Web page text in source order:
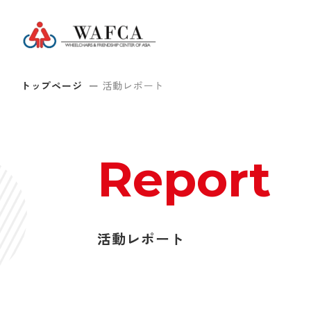
トップページ 活動レポート
Report
活動レポート